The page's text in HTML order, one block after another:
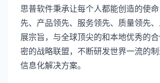
思普软件秉承让每个人都能创造的使
先、产品领先、服务领先、质量领先
展宗旨，与全球顶尖的和本地优秀的
密的战略联盟，不断研发世界一流的
信息化解决方案。